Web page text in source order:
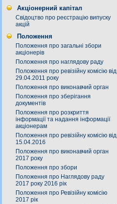
Акціонерний капітал
Свідоцтво про реєстрацію випуску
акцій
Положення
Положення про загальні збори
акціонерів
Положення про наглядову раду
Положення про ревізійну комісію від
29.04.2011 року
Положення про виконавчий орган
Положення про зберігання
документів
Положення про розкриття
інформації та надання інформації
акціонерам
Положення про ревізійну комісію від
15.04.2016
Положення про виконавчий орган
2017 року
Положення про збори
Положення про Наглядову раду
2017 року 2016 рік
Положення про Ревізійну комісію
2017 рік